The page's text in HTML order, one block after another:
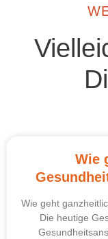
Wie
Wie geht
Die heutige